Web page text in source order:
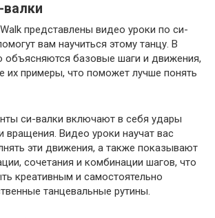
валки
представлены видео уроки по си-
вам научиться этому танцу. В
объясняются базовые шаги и движения,
их примеры, что поможет лучше понять
си-валки включают в себя удары
вращения. Видео уроки научат вас
эти движения, а также показывают
сочетания и комбинации шагов, что
креативным и самостоятельно
танцевальные рутины.